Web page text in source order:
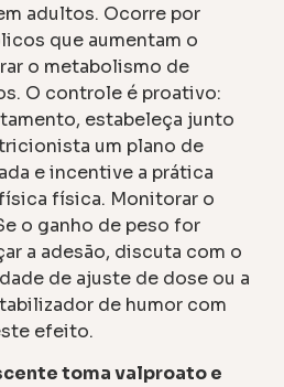
adultos. Ocorre por
que aumentam o
o metabolismo de
O controle é proativo:
estabeleça junto
um plano de
e incentive a prática
física. Monitorar o
o ganho de peso for
a adesão, discuta com o
de ajuste de dose ou a
de humor com
efeito.
toma valproato e